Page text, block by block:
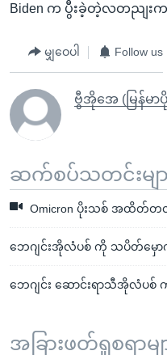
Biden က ပွီးခဲ့တဲ့လတညျးက
မျှဝေပါ Follow us
ဗွီအိုအေ (မြန်မာ
ဆက်စပ်သတင်းမျာ
Omicron ပိုးသစ် အထိတ်တ
ဘေဂျင်းအိုလံပစ် ကို သပိတ်မှောက်
ဘေဂျင်း ဆောင်းရာသီအိုလံ
အခြားဖတ်ရှုစရာမျ